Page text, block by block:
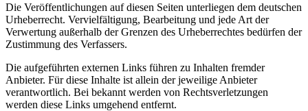
Die Veröffentlichungen auf diesen Seiten unterliegen dem deutschen
Urheberrecht. Vervielfältigung, Bearbeitung und jede Art der
Verwertung außerhalb der Grenzen des Urheberrechtes bedürfen der
Zustimmung des Verfassers.
Die aufgeführten externen Links führen zu Inhalten fremder
Anbieter. Für diese Inhalte ist allein der jeweilige Anbieter
verantwortlich. Bei bekannt werden von Rechtsverletzungen
werden diese Links umgehend entfernt.